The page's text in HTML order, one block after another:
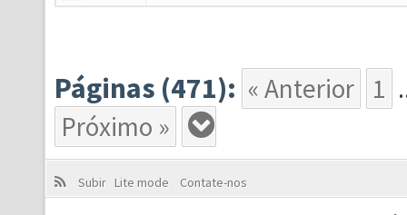
Páginas (471): « Anterior 1
Próximo »
Subir Lite mode Contate-nos